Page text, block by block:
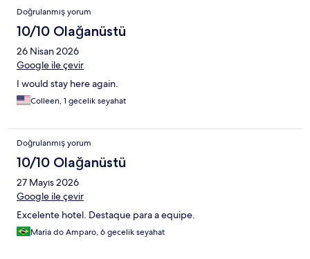
Doğrulanmış yorum
10/10 Olağanüstü
26 Nisan 2026
Google ile çevir
I would stay here again.
Colleen, 1 gecelik seyahat
Doğrulanmış yorum
10/10 Olağanüstü
27 Mayıs 2026
Google ile çevir
Excelente hotel. Destaque para a equipe.
Maria do Amparo, 6 gecelik seyahat